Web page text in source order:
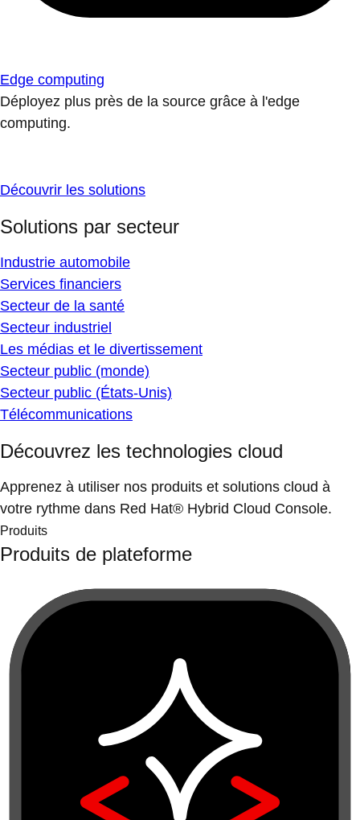
Edge computing
Déployez plus près de la source grâce à l'edge
computing.
Découvrir les solutions
Solutions par secteur
Industrie automobile
Services financiers
Secteur de la santé
Secteur industriel
Les médias et le divertissement
Secteur public (monde)
Secteur public (États-Unis)
Télécommunications
Découvrez les technologies cloud
Apprenez à utiliser nos produits et solutions cloud à
votre rythme dans Red Hat® Hybrid Cloud Console.
Produits
Produits de plateforme